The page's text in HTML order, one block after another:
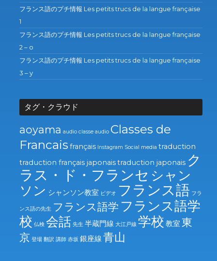
フランス語のプチ情報 Les petits trucs de la langue française
1
フランス語のプチ情報 Les petits trucs de la langue française
2 – o
フランス語のプチ情報 Les petits trucs de la langue française
3 – y
タグ・クラウド
aoyama audio classe audio Classes de
Francais français Instagram Social media traduction
traduction français japonaistraduction japonais ク
ラス・ド・フランセ シャン
ソン シャンソン教室 ビデオ フランス語 フラ
ンス語の先生 フランス語学 フランス語学
校 仏検 会話 先生 半蔵門線 大江戸線 学校 教室 東
京 登場 翻訳 講師 赤坂 銀座線 青山